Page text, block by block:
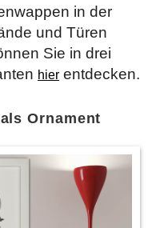
in der
und Türen
Sie in drei
hier entdecken.
Ornament